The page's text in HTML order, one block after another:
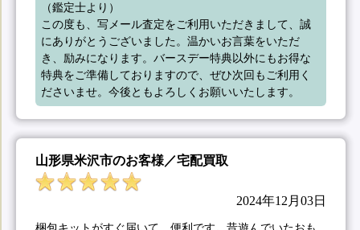
（鑑定士より）
この度も、写メール査定をご利用いただきまして、誠
にありがとうございました。温かいお言葉をいただ
き、励みになります。バースデー特典以外にもお得な
特典をご準備しておりますので、ぜひ次回もご利用く
ださいませ。今後ともよろしくお願いいたします。
山形県米沢市のお客様／宅配買取
2024年12月03日